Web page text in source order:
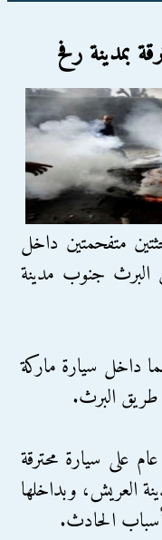
بمدينة رفح
متفحمتين داخل
البرث جنوب مدينة
داخل سيارة ماركة
طريق البرث.
على سيارة محترقة
العريش، وبداخلها